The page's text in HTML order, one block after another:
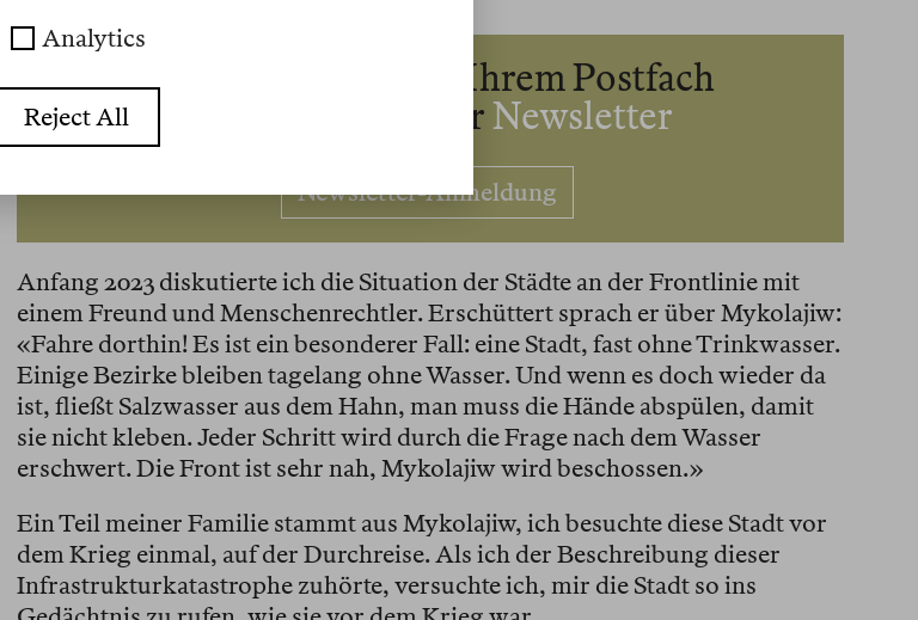
Die besten Texte in Ihrem Postfach
Unser kostenloser Newsletter
Newsletter-Anmeldung
Anfang 2023 diskutierte ich die Situation der Städte an der Frontlinie mit
einem Freund und Menschenrechtler. Erschüttert sprach er über Mykolajiw:
«Fahre dorthin! Es ist ein besonderer Fall: eine Stadt, fast ohne Trinkwasser.
Einige Bezirke bleiben tagelang ohne Wasser. Und wenn es doch wieder da
ist, fließt Salzwasser aus dem Hahn, man muss die Hände abspülen, damit
sie nicht kleben. Jeder Schritt wird durch die Frage nach dem Wasser
erschwert. Die Front ist sehr nah, Mykolajiw wird beschossen.»
Ein Teil meiner Familie stammt aus Mykolajiw, ich besuchte diese Stadt vor
dem Krieg einmal, auf der Durchreise. Als ich der Beschreibung dieser
Infrastrukturkatastrophe zuhörte, versuchte ich, mir die Stadt so ins
Analytics
Reject All